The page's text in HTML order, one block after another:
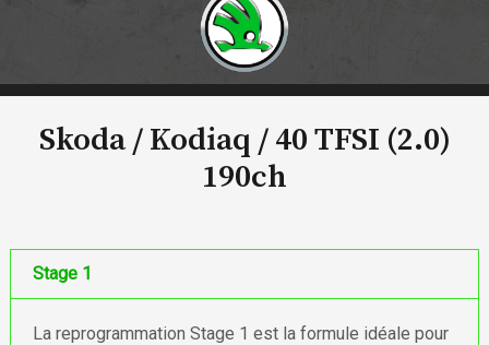
Skoda / Kodiaq /40 TFSI (2.0)
190ch
Stage 1
La reprogrammation Stage 1 est la formule idéale pour